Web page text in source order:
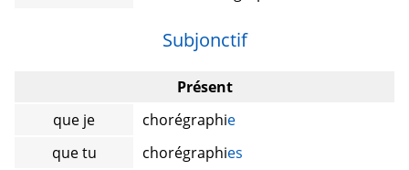
Subjonctif
Présent
que je
chorégraphie
que tu
chorégraphies